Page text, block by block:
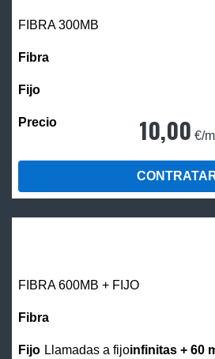
FIBRA 300MB
10,00 €/
FIBRA 600MB + FIJO
Llamadas a fijoinfinitas + 60